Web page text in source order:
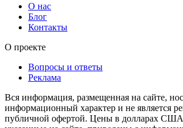
О нас
Блог
Контакты
О проекте
Вопросы и ответы
Реклама
Вся информация, размещенная на сайте,
информационный характер и не является
публичной офертой. Цены в долларах